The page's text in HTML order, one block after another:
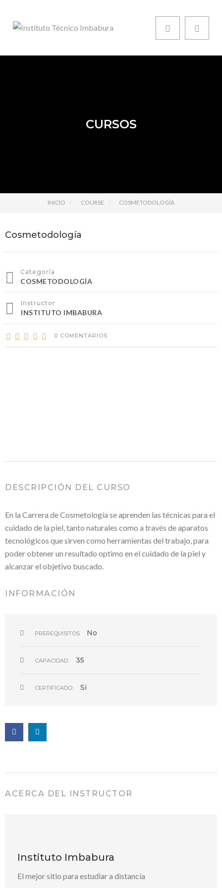
CURSOS
INICIO COURSE COSMETODOLOGÍA
Cosmetodología
Categoría
COSMETODOLOGÍA
Instructor
INSTITUTO IMBABURA
0 COMENTARIOS
DESCRIPCIÓN DEL CURSO
En la Carrera de Cosmetología se aprenden las técnicas para el
cuidado de la piel, tanto naturales como a través de aparatos
tecnológicos que sirven como herramientas del trabajo, para
poder obtener un resultado optimo en el cuidado de la piel y
alcanzar el objetivo buscado.
INFORMACIÓN
PREREQUISITOS No
CAPACIDAD: 35
CERTIFICADO: Si
ACERCA DEL INSTRUCTOR
Instituto Imbabura
El mejor sitio para estudiar a distancía